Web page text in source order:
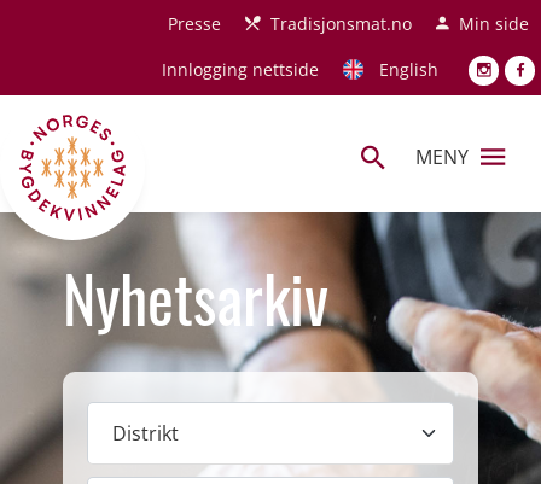
Hopp til hovedinnholdPresse Tradisjonsmat.no
Min side
Innlogging nettside
English
MENY
Nyhetsarkiv